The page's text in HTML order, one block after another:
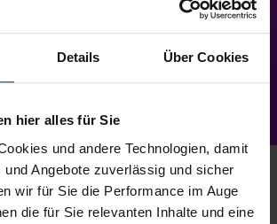
Details Über Cookies
hier alles für Sie
und andere Technologien, damit
Angebote zuverlässig und sicher
wir für Sie die Performance im Auge
die für Sie relevanten Inhalte und eine